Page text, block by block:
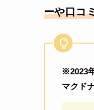
ーや口コ
※2023
マクド